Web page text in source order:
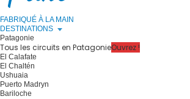
FABRIQUÉ À LA MAIN
DESTINATIONS
Patagonie
Tous les circuits en PatagonieOuvrez !
El Calafate
El Chaltén
Ushuaia
Puerto Madryn
Bariloche